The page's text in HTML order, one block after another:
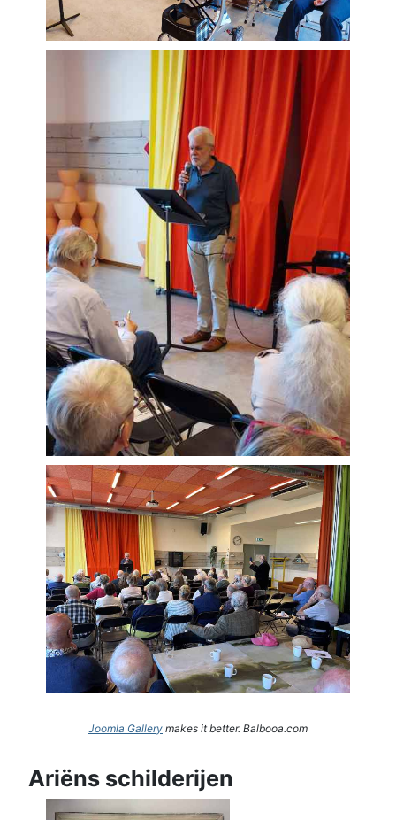
Joomla Gallery makes it better. Balbooa.com
Ariëns schilderijen